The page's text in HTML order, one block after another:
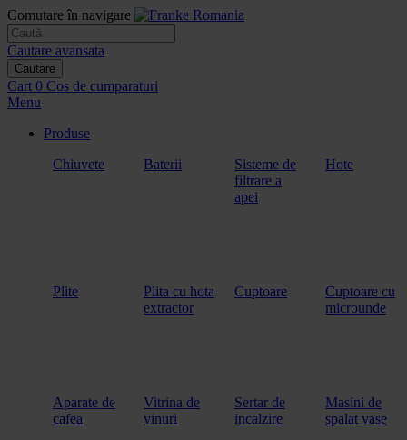
Comutare în navigare
Cautare avansata
Cautare
Cart 0 Cos de cumparaturi
Menu
Produse
Chiuvete
Baterii
Sisteme de
filtrare a
apei
Hote
Plite
Plita cu hota
extractor
Cuptoare
Cuptoare cu
microunde
Aparate de
cafea
Vitrina de
vinuri
Sertar de
incalzire
Masini de
spalat vase